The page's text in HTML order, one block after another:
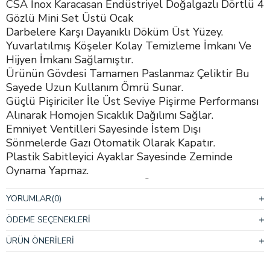
CSA İnox Karacasan Endüstriyel Doğalgazlı Dörtlü 4
Gözlü Mini Set Üstü Ocak
Darbelere Karşı Dayanıklı Döküm Üst Yüzey.
Yuvarlatılmış Köşeler Kolay Temizleme İmkanı Ve
Hijyen İmkanı Sağlamıştır.
Ürünün Gövdesi Tamamen Paslanmaz Çeliktir Bu
Sayede Uzun Kullanım Ömrü Sunar.
Güçlü Pişiriciler İle Üst Seviye Pişirme Performansı
Alınarak Homojen Sıcaklık Dağılımı Sağlar.
Emniyet Ventilleri Sayesinde İstem Dışı
Sönmelerde Gazı Otomatik Olarak Kapatır.
Plastik Sabitleyici Ayaklar Sayesinde Zeminde
Oynama Yapmaz.
Isıya Dayanıklı Özel Malzemeden Üretilmiş
Brülörler Yoğun Kullanıma Göre Özel
Tasarlanmıştır.
Özel Tasarlanmış Brülörler; Yüksek Yanma Verimi
YORUMLAR(0)
ÖDEME SEÇENEKLERI
ÜRÜN ÖNERILERI